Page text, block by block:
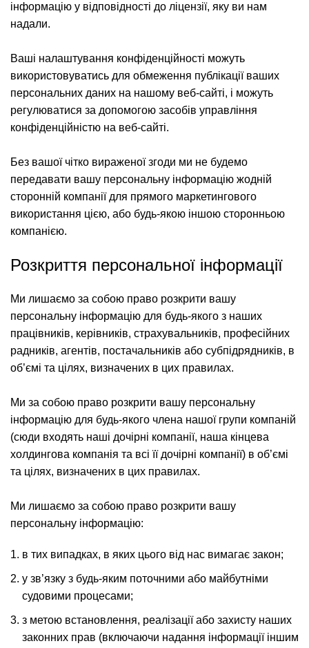
інформацію у відповідності до ліцензії, яку ви нам
надали.
Ваші налаштування конфіденційності можуть
використовуватись для обмеження публікації ваших
персональних даних на нашому веб-сайті, і можуть
регулюватися за допомогою засобів управління
конфіденційністю на веб-сайті.
Без вашої чітко вираженої згоди ми не будемо
передавати вашу персональну інформацію жодній
сторонній компанії для прямого маркетингового
використання цією, або будь-якою іншою сторонньою
компанією.
Розкриття персональної інформації
Ми лишаємо за собою право розкрити вашу
персональну інформацію для будь-якого з наших
працівників, керівників, страхувальників, професійних
радників, агентів, постачальників або субпідрядників, в
об’ємі та цілях, визначених в цих правилах.
Ми за собою право розкрити вашу персональну
інформацію для будь-якого члена нашої групи компаній
(сюди входять наші дочірні компанії, наша кінцева
холдингова компанія та всі її дочірні компанії) в об’ємі
та цілях, визначених в цих правилах.
Ми лишаємо за собою право розкрити вашу
персональну інформацію:
в тих випадках, в яких цього від нас вимагає закон;
у зв’язку з будь-яким поточними або майбутніми
судовими процесами;
з метою встановлення, реалізації або захисту наших
законних прав (включаючи надання інформації іншим